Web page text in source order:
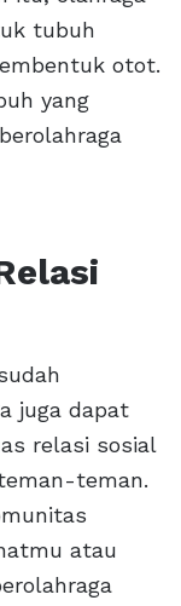
tubuh
otot.
yang
juga dapat
relasi sosial
teman.
atau